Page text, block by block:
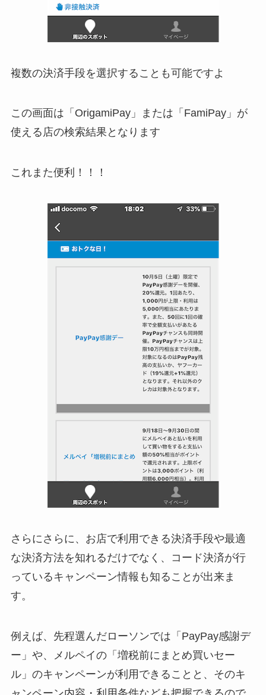
複数の決済手段を選択することも可能ですよ
この画面は「OrigamiPay」または「FamiPay」が
使える店の検索結果となります
これまた便利！！！
さらにさらに、お店で利用できる決済手段や最適
な決済方法を知れるだけでなく、コード決済が行
っているキャンペーン情報も知ることが出来ま
す。
例えば、先程選んだローソンでは「PayPay感謝デ
ー」や、メルペイの「増税前にまとめ買いセー
ル」のキャンペーンが利用できることと、そのキ